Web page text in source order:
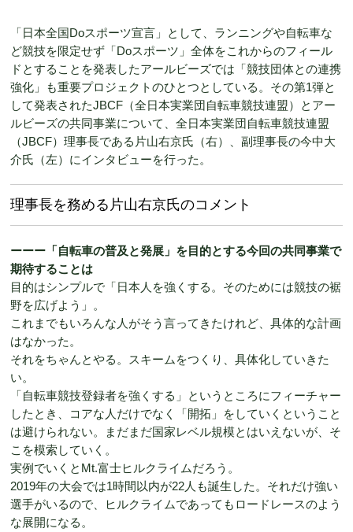
「日本全国Doスポーツ宣言」として、ランニングや自転車な
ど競技を限定せず「Doスポーツ」全体をこれからのフィール
ドとすることを発表したアールビーズでは「競技団体との連携
強化」も重要プロジェクトのひとつとしている。その第1弾と
して発表されたJBCF（全日本実業団自転車競技連盟）とアー
ルビーズの共同事業について、全日本実業団自転車競技連盟
（JBCF）理事長である片山右京氏（右）、副理事長の今中大
介氏（左）にインタビューを行った。
理事長を務める片山右京氏のコメント
ーーー「自転車の普及と発展」を目的とする今回の共同事業で
期待することは
目的はシンプルで「日本人を強くする。そのためには競技の裾
野を広げよう」。
これまでもいろんな人がそう言ってきたけれど、具体的な計画
はなかった。
それをちゃんとやる。スキームをつくり、具体化していきた
い。
「自転車競技登録者を強くする」というところにフィーチャー
したとき、コアな人だけでなく「開拓」をしていくということ
は避けられない。まだまだ国家レベル規模とはいえないが、そ
こを模索していく。
実例でいくとMt.富士ヒルクライムだろう。
2019年の大会では1時間以内が22人も誕生した。それだけ強い
選手がいるので、ヒルクライムであってもロードレースのよう
な展開になる。